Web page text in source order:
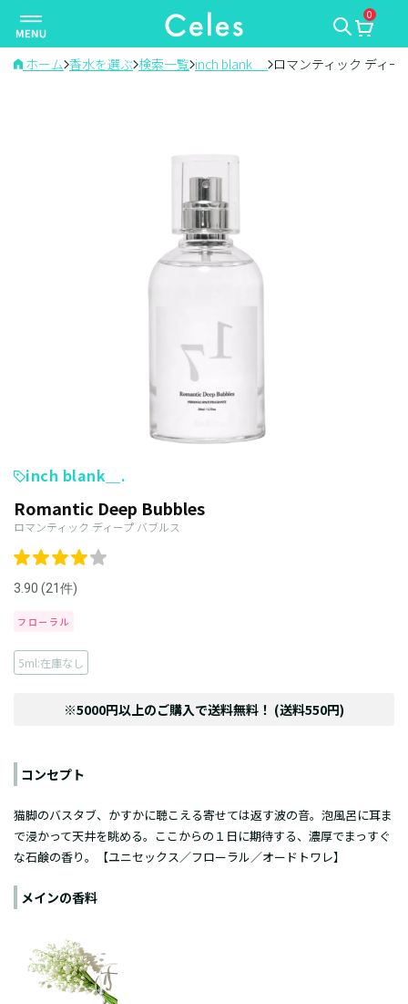
ナ
ビ
ゲ
0
ホーム 香水を選ぶ 検索一覧 inch blank＿. ロマンティック ディー
inch blank＿.
Romantic Deep Bubbles
ロマンティック ディープ バブルス
3.90 (21件)
フローラル
5ml:在庫なし
※5000円以上のご購入で送料無料！ (送料550円)
コンセプト
猫脚のバスタブ、かすかに聴こえる寄せては返す波の音。泡風呂に耳ま
で浸かって天井を眺める。ここからの１日に期待する、濃厚でまっすぐ
な石鹸の香り。【ユニセックス／フローラル／オードトワレ】
メインの香料